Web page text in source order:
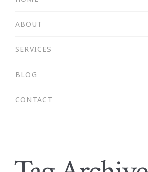
ABOUT
SERVICES
BLOG
CONTACT